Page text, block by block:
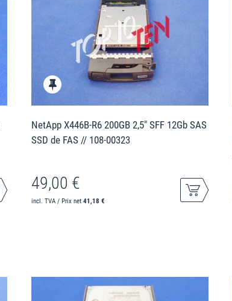
NetApp X446B-R6 200GB 2,5" SFF 12Gb SAS
SSD de FAS // 108-00323
49,00 €
incl. TVA / Prix net41,18 €